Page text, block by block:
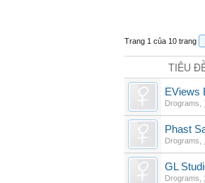
Trang 1 của 10 trang
TIÊU
EViews
Drograms
Phast
Drograms
GL
Drograms